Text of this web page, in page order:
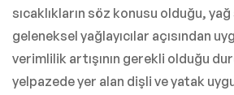
sıcaklıkların söz konusu olduğu, yağ
geleneksel yağlayıcılar açısından
verimlilik artışının gerekli olduğu
yelpazede yer alan dişli ve yatak